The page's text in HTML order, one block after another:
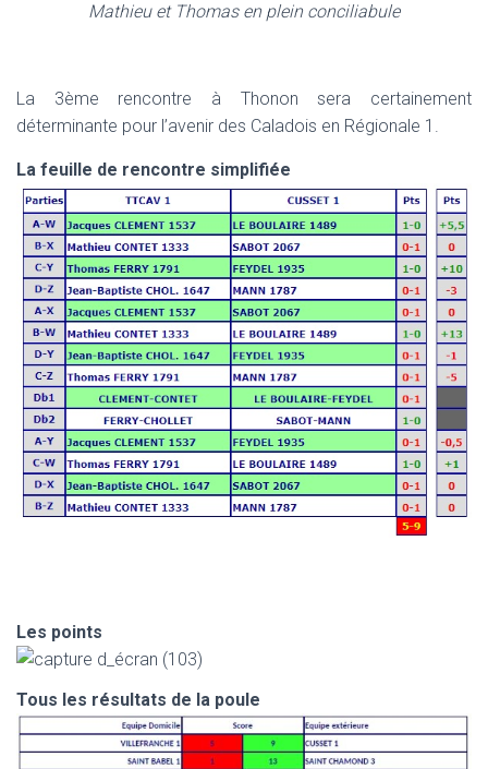
Mathieu et Thomas en plein conciliabule
La 3ème rencontre à Thonon sera certainement
déterminante pour l’avenir des Caladois en Régionale 1.
La feuille de rencontre simplifiée
Les points
Tous les résultats de la poule